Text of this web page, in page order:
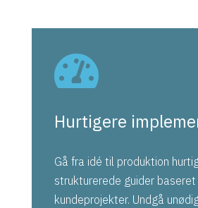

Hurtigere
Gå fra idé til produktion
strukturerede guider
kundeprojekter. Undgå